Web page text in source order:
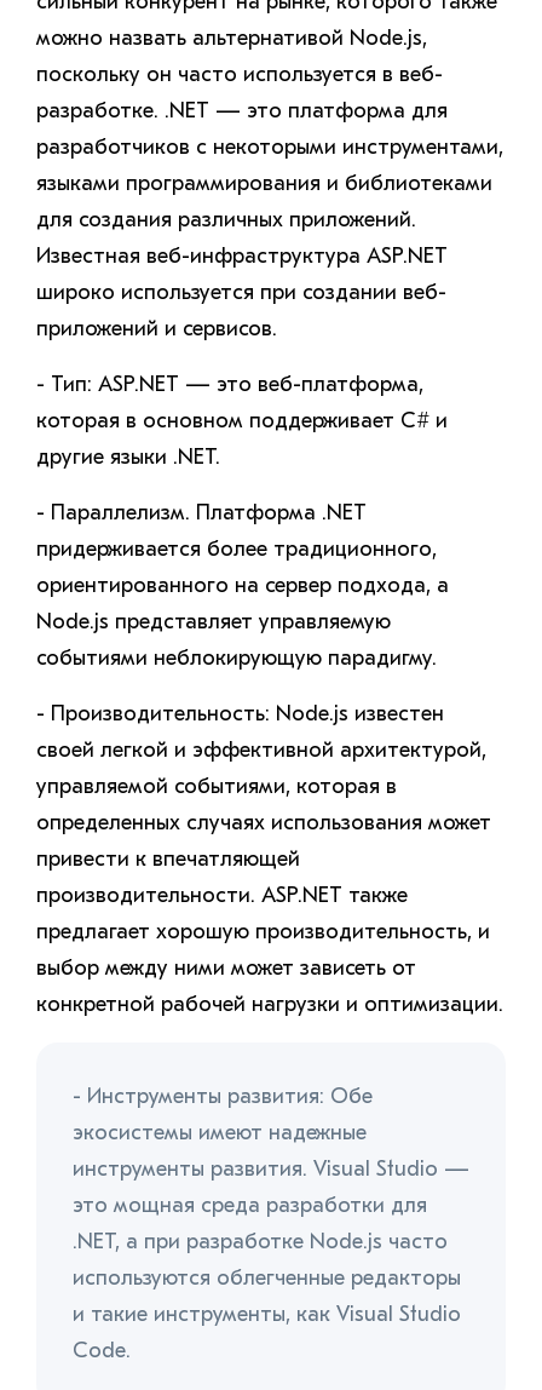
можно назвать альтернативой Node.js,
поскольку он часто используется в веб-
разработке. .NET — это платформа для
разработчиков с некоторыми инструментами,
языками программирования и библиотеками
для создания различных приложений.
Известная веб-инфраструктура ASP.NET
широко используется при создании веб-
приложений и сервисов.
- Тип: ASP.NET — это веб-платформа,
которая в основном поддерживает C# и
другие языки .NET.
- Параллелизм. Платформа .NET
придерживается более традиционного,
ориентированного на сервер подхода, а
Node.js представляет управляемую
событиями неблокирующую парадигму.
- Производительность: Node.js известен
своей легкой и эффективной архитектурой,
управляемой событиями, которая в
определенных случаях использования может
привести к впечатляющей
производительности. ASP.NET также
предлагает хорошую производительность, и
выбор между ними может зависеть от
конкретной рабочей нагрузки и оптимизации.
- Инструменты развития: Обе
экосистемы имеют надежные
инструменты развития. Visual Studio —
это мощная среда разработки для
.NET, а при разработке Node.js часто
используются облегченные редакторы
и такие инструменты, как Visual Studio
Code.